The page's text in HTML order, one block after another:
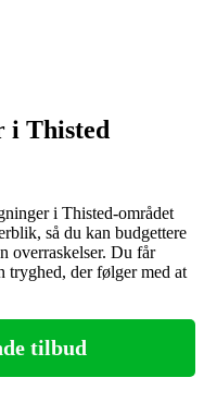
i Thisted
i Thisted-området
så du kan budgettere
overraskelser. Du får
tryghed, der følger med at
tilbud